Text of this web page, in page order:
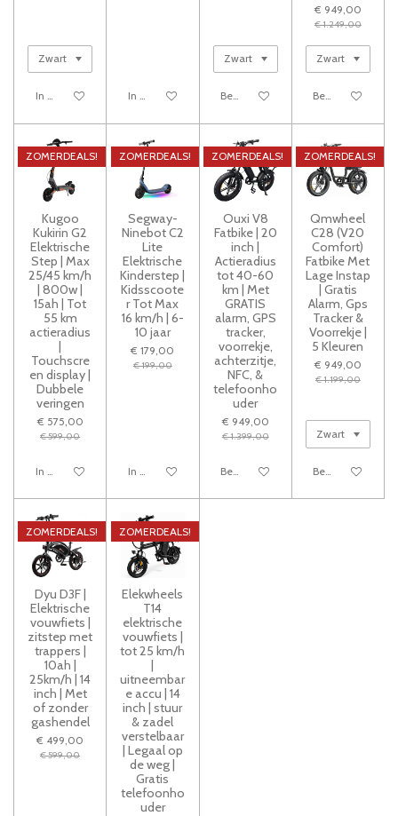
In winkelwagen In winkelwagen Bekijk details
€ 949,00
€ 1.249,00
Bekijk details
ZOMERDEALS!
Kugoo
Kukirin G2
Elektrische
Step | Max
25/45 km/h
| 800w |
15ah | Tot
55 km
actieradius
|
Touchscre
en display |
Dubbele
veringen
€ 575,00
€ 599,00
In winkelwagen
ZOMERDEALS!
Segway-
Ninebot C2
Lite
Elektrische
Kinderstep |
Kidsscoote
r Tot Max
16 km/h | 6-
10 jaar
€ 179,00
€ 199,00
In winkelwagen
ZOMERDEALS!
Ouxi V8
Fatbike | 20
inch |
Actieradius
tot 40-60
km | Met
GRATIS
alarm, GPS
tracker,
voorrekje,
achterzitje,
NFC, &
telefoonho
uder
€ 949,00
€ 1.399,00
Bekijk details
ZOMERDEALS!
Qmwheel
C28 (V20
Comfort)
Fatbike Met
Lage Instap
| Gratis
Alarm, Gps
Tracker &
Voorrekje |
5 Kleuren
€ 949,00
€ 1.199,00
Bekijk details
ZOMERDEALS!
Dyu D3F |
Elektrische
vouwfiets |
zitstep met
trappers |
10ah |
25km/h | 14
inch | Met
of zonder
gashendel
€ 499,00
€ 599,00
ZOMERDEALS!
Elekwheels
T14
elektrische
vouwfiets |
tot 25 km/h
|
uitneembar
e accu | 14
inch | stuur
& zadel
verstelbaar
| Legaal op
de weg |
Gratis
telefoonho
uder